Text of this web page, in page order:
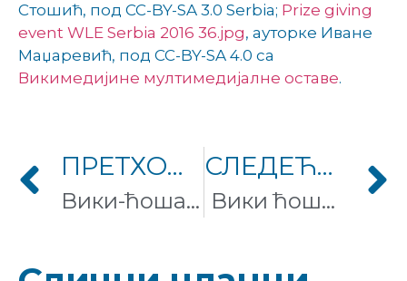
Стошић, под CC-BY-SA 3.0 Serbia; Prize giving
event WLE Serbia 2016 36.jpg, ауторке Иване
Маџаревић, под CC-BY-SA 4.0 са
Викимедијине мултимедијалне оставе.
ПРЕТХОДНИ ЧЛАНАК
Вики-ћошак у Ћуприји
СЛЕДЕЋИ ЧЛАНАК
Вики ћошкови у Ноћи истраживача: Истражите Вики свет